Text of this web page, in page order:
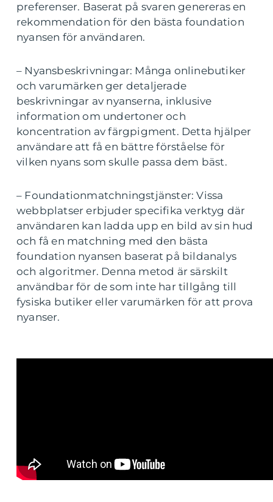
preferenser. Baserat på svaren genereras en
rekommendation för den bästa foundation
nyansen för användaren.
– Nyansbeskrivningar: Många onlinebutiker
och varumärken ger detaljerade
beskrivningar av nyanserna, inklusive
information om undertoner och
koncentration av färgpigment. Detta hjälper
användare att få en bättre förståelse för
vilken nyans som skulle passa dem bäst.
– Foundationmatchningstjänster: Vissa
webbplatser erbjuder specifika verktyg där
användaren kan ladda upp en bild av sin hud
och få en matchning med den bästa
foundation nyansen baserat på bildanalys
och algoritmer. Denna metod är särskilt
användbar för de som inte har tillgång till
fysiska butiker eller varumärken för att prova
nyanser.